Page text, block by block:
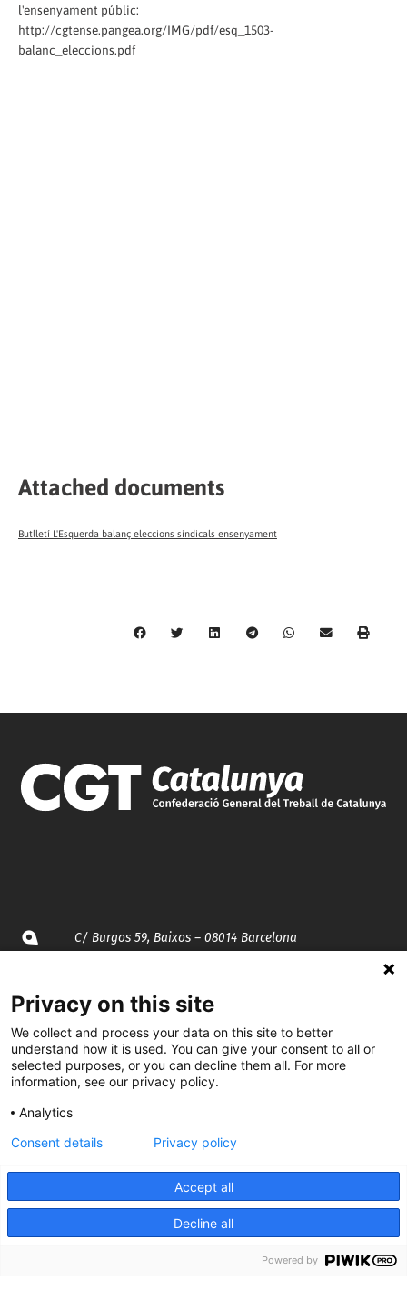
l'ensenyament públic:
http://cgtense.pangea.org/IMG/pdf/esq_1503-
balanc_eleccions.pdf
Attached documents
Butlletí L'Esquerda balanç eleccions sindicals ensenyament
C/ Burgos 59, Baixos – 08014 Barcelona
935 120 481
@CGTCatalunya
cgtcatalunya
Privacy on this site
We collect and process your data on this site to better
understand how it is used. You can give your consent to all or
selected purposes, or you can decline them all. For more
information, see our privacy policy.
Analytics
Accept all
Decline all
Consent details Privacy policy
Powered by